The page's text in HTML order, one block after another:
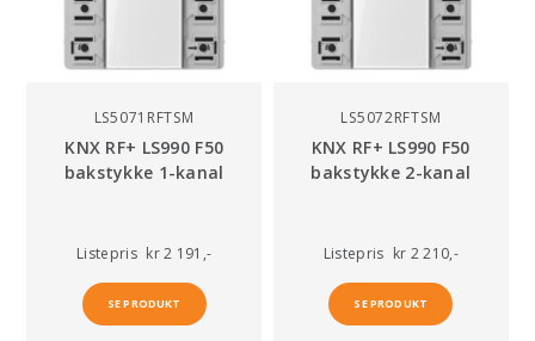
LS5071RFTSM
KNX RF+ LS990 F50
bakstykke 1-kanal
Listepris kr 2 191,-
SE PRODUKT
LS5072RFTSM
KNX RF+ LS990 F50
bakstykke 2-kanal
Listepris kr 2 210,-
SE PRODUKT